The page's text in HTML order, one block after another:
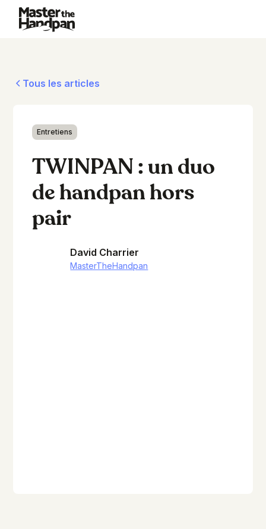
Tous les articles
Entretiens
TWINPAN : un duo
de handpan hors
pair
David Charrier
MasterTheHandpan